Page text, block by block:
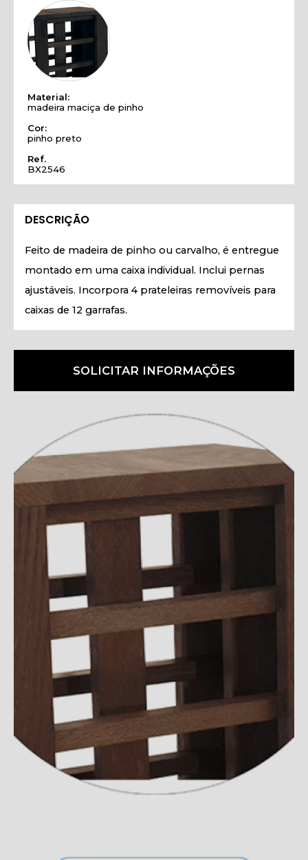
Material:
madeira maciça de pinho
Cor:
pinho preto
Ref.
BX2546
DESCRIÇÃO
Feito de madeira de pinho ou carvalho, é entregue
montado em uma caixa individual. Inclui pernas
ajustáveis. Incorpora 4 prateleiras removíveis para
caixas de 12 garrafas.
SOLICITAR INFORMAÇÕES